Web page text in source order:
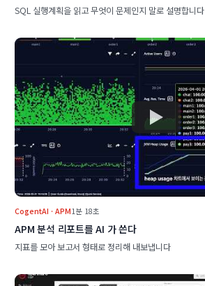
SQL 실행계획을 읽고 무엇이 문제인지 말로 설명합니다
CogentAI · APM1분 18초
APM 분석 리포트를 AI 가 쓴다
지표를 모아 보고서 형태로 정리해 내보냅니다